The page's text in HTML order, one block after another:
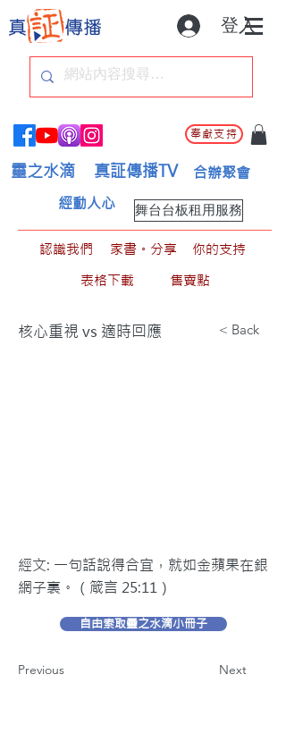
登入
奉獻支持
靈之水滴 真証傳播TV 合辦聚會
舞台台板租用服務
經動人心
認識我們 家書。分享
你的支持
表格下載
售賣點
核心重視 vs 適時回應 < Back
經文: 一句話說得合宜，就如金蘋果在銀
網子裏。（箴言 25:11）
自由索取靈之水滴小冊子
Previous Next